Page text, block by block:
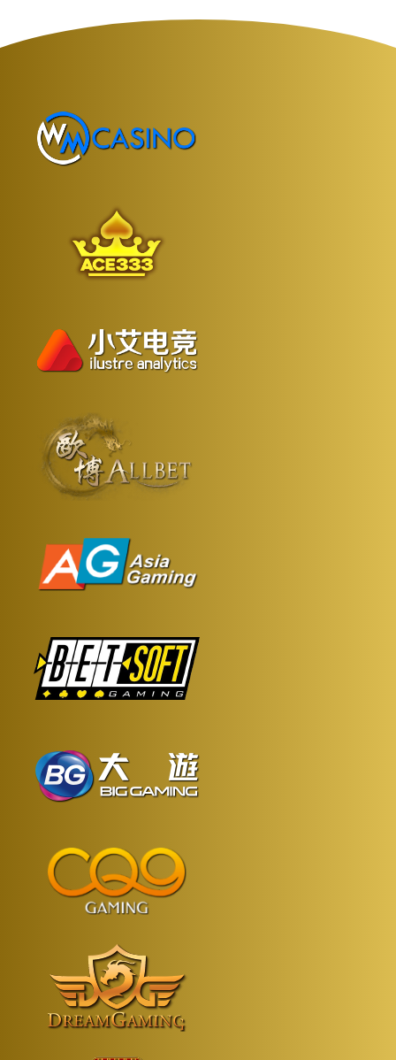
您领取了50% 存款奖金，流水要求为35 倍，有效期
（50 + 25）× 35 = 2,625 欧元
您必须在10 天内累计投注2,625 欧元
求。
如果您关闭了通知，也可以前往个人资料中的奖金页面进行激活。
如何使用免费旋转（Free Spins）？
即可使用。多数游戏会在开始前显示剩余免费旋转次数。
免费旋转完成后，所得奖金将存入您的奖金余额，并需按照活动规
定完成流水要求。
完成400 欧元（10 × 40）的投注流水后才能提款。
更多详情请参阅相关优惠活动的 条款与条件